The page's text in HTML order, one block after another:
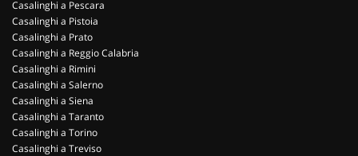
Casalinghi a Pescara
Casalinghi a Pistoia
Casalinghi a Prato
Casalinghi a Reggio Calabria
Casalinghi a Rimini
Casalinghi a Salerno
Casalinghi a Siena
Casalinghi a Taranto
Casalinghi a Torino
Casalinghi a Treviso